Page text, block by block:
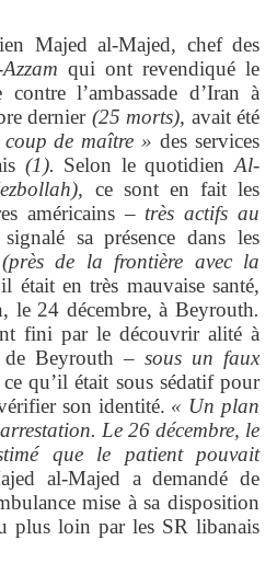
Majed al-Majed, chef des
qui ont revendiqué le
l’ambassade d’Iran à
dernier (25 morts), avait été
coup de maître » des services
(1). Selon le quotidienAl-
ce sont en fait les
américains – très actifs au
sa présence dans les
(près de la frontière avec la
était en très mauvaise santé,
le 24 décembre, à Beyrouth.
fini par le découvrir alité à
de Beyrouth – sous un faux
qu’il était sous sédatif pour
son identité. « Un plan
Le 26 décembre, le
que le patient pouvait
al-Majed a demandé de
mise à sa disposition
plus loin par les SR libanais